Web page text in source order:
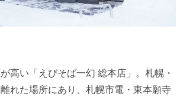
高い「えびそば一幻 総本店」。札幌・
れた場所にあり、札幌市電・東本願寺